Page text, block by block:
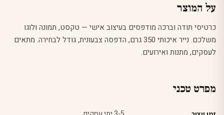
על המוצר
כרטיסי תודה וברכה מודפסים בעיצוב אישי — טקסט, תמונה ולוגו
משלכם. נייר איכותי 350 גרם, הדפסה צבעונית, גודל לבחירה. מתאים
לעסקים, מתנות ואירועים.
מפרט טכני